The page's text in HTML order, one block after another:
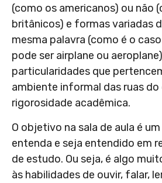
(como os americanos) ou não
britânicos) e formas variadas
mesma palavra (como é o
pode ser airplane ou
particularidades que
ambiente informal das ruas do
rigorosidade acadêmica.
O objetivo na sala de aula é
entenda e seja entendido em
de estudo. Ou seja, é algo
às habilidades de ouvir, falar,